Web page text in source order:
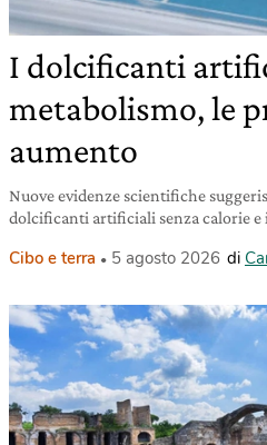
I dolcificanti
metabolismo, le
aumento
Nuove evidenze scientifiche
dolcificanti artificiali senza calorie
Cibo e terra 5 agosto 2026 di